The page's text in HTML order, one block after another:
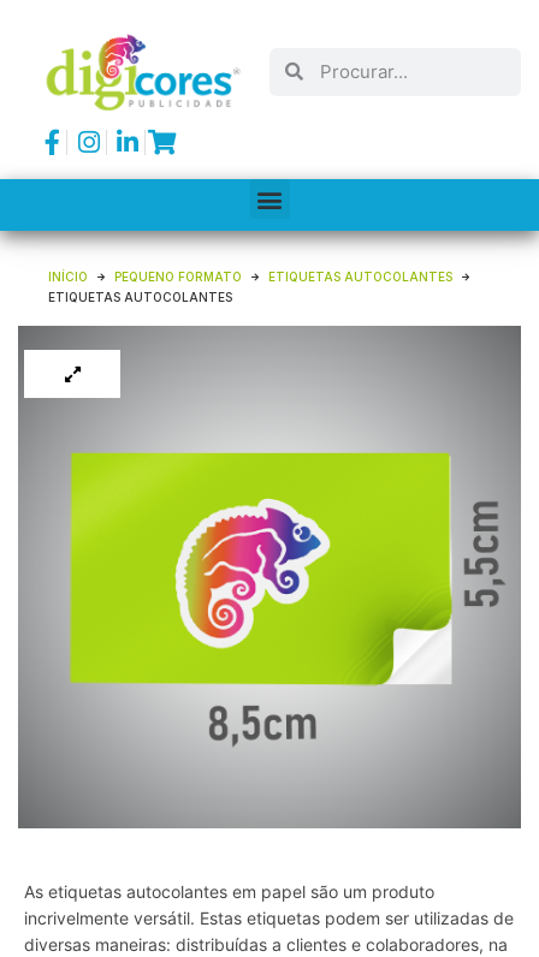
INÍCIO PEQUENO FORMATO
ETIQUETAS AUTOCOLANTES
ETIQUETAS AUTOCOLANTES
As etiquetas autocolantes em papel são um produto
incrivelmente versátil. Estas etiquetas podem ser utilizadas de
diversas maneiras: distribuídas a clientes e colaboradores, na